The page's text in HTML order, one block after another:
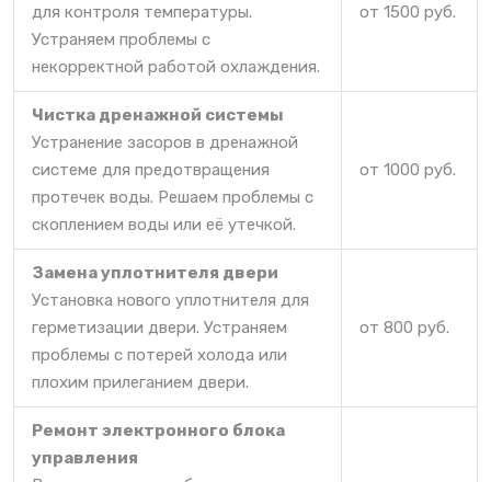
для контроля температуры.
Устраняем проблемы с
некорректной работой охлаждения.
от 1500 руб.
Чистка дренажной системы
Устранение засоров в дренажной
системе для предотвращения
протечек воды. Решаем проблемы с
скоплением воды или её утечкой.
от 1000 руб.
Замена уплотнителя двери
Установка нового уплотнителя для
герметизации двери. Устраняем
проблемы с потерей холода или
плохим прилеганием двери.
от 800 руб.
Ремонт электронного блока
управления